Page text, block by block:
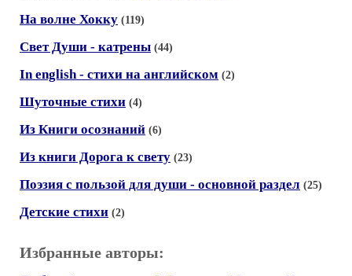
На волне Хокку (119)
Свет Души - катрены (44)
In english - стихи на английском (2)
Шуточные стихи (4)
Из Книги осознаний (6)
Из книги Дорога к свету (23)
Поэзия с пользой для души - основной раздел (25)
Детские стихи (2)
Избранные авторы: